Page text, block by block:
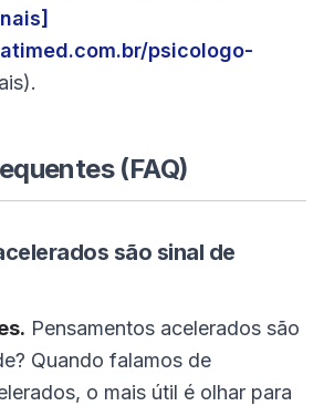
psicologo-
(FAQ)
são sinal de
Pensamentos acelerados são
Quando falamos de
o mais útil é olhar para